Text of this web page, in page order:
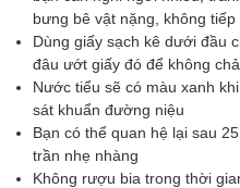
bưng bê vật nặng, không tiếp
Dùng giấy sạch kê dưới đầu
đâu ướt giấy đó để không
Nước tiểu sẽ có màu xanh
sát khuẩn đường niệu
Bạn có thể quan hệ lại sau
trần nhẹ nhàng
Không rượu bia trong thời